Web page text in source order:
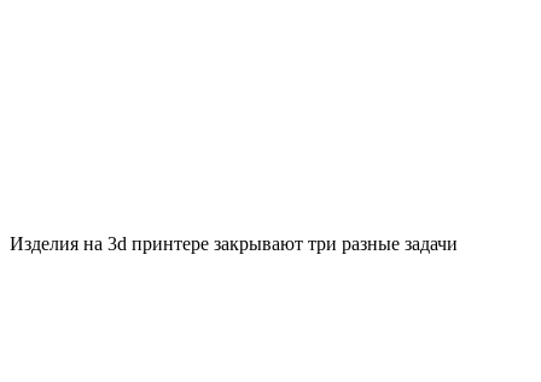
Изделия на 3d принтере закрывают три разные задачи